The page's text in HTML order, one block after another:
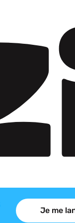
Je me